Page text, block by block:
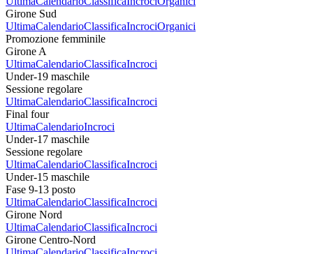
Girone Sud
UltimaCalendarioClassificaIncrociOrganici
Promozione femminile
Girone A
UltimaCalendarioClassificaIncroci
Under-19 maschile
Sessione regolare
UltimaCalendarioClassificaIncroci
Final four
UltimaCalendarioIncroci
Under-17 maschile
Sessione regolare
UltimaCalendarioClassificaIncroci
Under-15 maschile
Fase 9-13 posto
UltimaCalendarioClassificaIncroci
Girone Nord
UltimaCalendarioClassificaIncroci
Girone Centro-Nord